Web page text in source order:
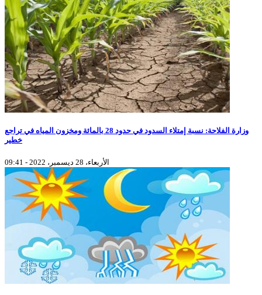
وزارة الفلاحة: نسبة إمتلاء السدود في حدود 28 بالمائة ومخزون المياه في تراجع
خطير
الأربعاء، 28 ديسمبر، 2022 - 09:41